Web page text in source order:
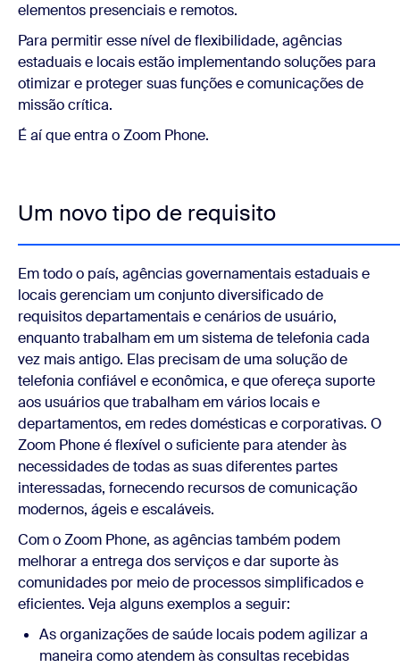
elementos presenciais e remotos.
Para permitir esse nível de flexibilidade, agências
estaduais e locais estão implementando soluções para
otimizar e proteger suas funções e comunicações de
missão crítica.
É aí que entra o Zoom Phone.
Um novo tipo de requisito
Em todo o país, agências governamentais estaduais e
locais gerenciam um conjunto diversificado de
requisitos departamentais e cenários de usuário,
enquanto trabalham em um sistema de telefonia cada
vez mais antigo. Elas precisam de uma solução de
telefonia confiável e econômica, e que ofereça suporte
aos usuários que trabalham em vários locais e
departamentos, em redes domésticas e corporativas. O
Zoom Phone é flexível o suficiente para atender às
necessidades de todas as suas diferentes partes
interessadas, fornecendo recursos de comunicação
modernos, ágeis e escaláveis.
Com o Zoom Phone, as agências também podem
melhorar a entrega dos serviços e dar suporte às
comunidades por meio de processos simplificados e
eficientes. Veja alguns exemplos a seguir:
As organizações de saúde locais podem agilizar a
maneira como atendem às consultas recebidas